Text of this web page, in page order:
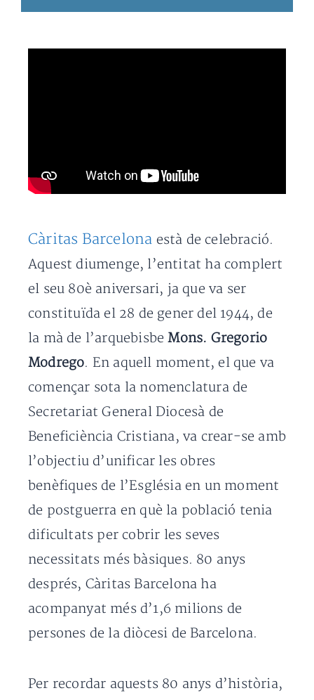
Càritas Barcelona està de celebració.
Aquest diumenge, l’entitat ha complert
el seu 80è aniversari, ja que va ser
constituïda el 28 de gener del 1944, de
la mà de l’arquebisbeMons. Gregorio
Modrego. En aquell moment, el que va
començar sota la nomenclatura de
Secretariat General Diocesà de
Beneficiència Cristiana, va crear-se amb
l’objectiu d’unificar les obres
benèfiques de l’Església en un moment
de postguerra en què la població tenia
dificultats per cobrir les seves
necessitats més bàsiques. 80 anys
després, Càritas Barcelona ha
acompanyat més d’1,6 milions de
persones de la diòcesi de Barcelona.
Per recordar aquests 80 anys d’història,